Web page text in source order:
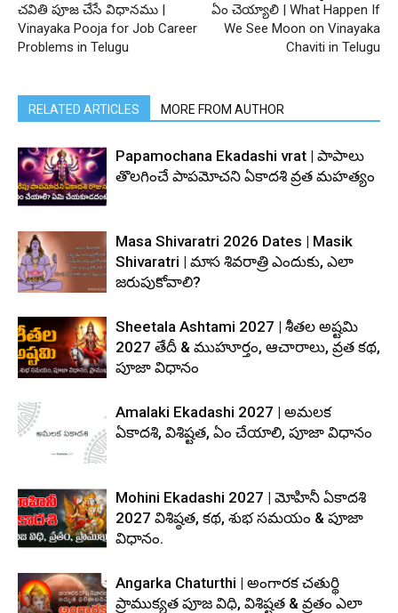
చవితి పూజ చేసే విధానము |
Vinayaka Pooja for Job Career
Problems in Telugu
ఏం చెయ్యాలి | What Happen If
We See Moon on Vinayaka
Chaviti in Telugu
RELATED ARTICLES MORE FROM AUTHOR
Papamochana Ekadashi vrat | పాపాలు
తొలగించే పాపమోచని ఏకాదశి వ్రత మహత్యం
Masa Shivaratri 2026 Dates | Masik
Shivaratri | మాస శివరాత్రి ఎందుకు, ఎలా
జరుపుకోవాలి?
Sheetala Ashtami 2027 | శీతల అష్టమి
2027 తేదీ & ముహూర్తం, ఆచారాలు, వ్రత కథ,
పూజా విధానం
Amalaki Ekadashi 2027 | అమలక
ఏకాదశి, విశిష్టత, ఏం చేయాలి, పూజా విధానం
Mohini Ekadashi 2027 | మోహినీ ఏకాదశి
2027 విశిష్ఠత, కథ, శుభ సమయం & పూజా
విధానం.
Angarka Chaturthi | అంగారక చతుర్థి
ప్రాముక్యత పూజ విధి, విశిష్టత & వ్రతం ఎలా